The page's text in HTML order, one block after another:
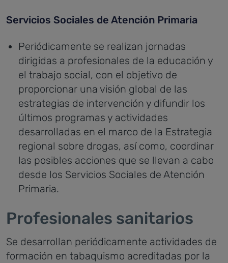
Servicios Sociales de Atención Primaria
Periódicamente se realizan jornadas
dirigidas a profesionales de la educación y
el trabajo social, con el objetivo de
proporcionar una visión global de las
estrategias de intervención y difundir los
últimos programas y actividades
desarrolladas en el marco de la Estrategia
regional sobre drogas, así como, coordinar
las posibles acciones que se llevan a cabo
desde los Servicios Sociales de Atención
Primaria.
Profesionales sanitarios
Se desarrollan periódicamente actividades de
formación en tabaquismo acreditadas por la